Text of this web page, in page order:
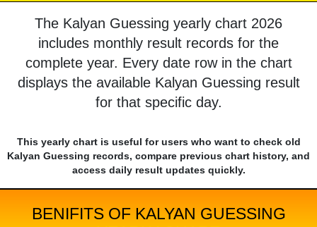
The Kalyan Guessing yearly chart 2026
includes monthly result records for the
complete year. Every date row in the chart
displays the available Kalyan Guessing result
for that specific day.
This yearly chart is useful for users who want to check old
Kalyan Guessing records, compare previous chart history, and
access daily result updates quickly.
BENIFITS OF KALYAN GUESSING